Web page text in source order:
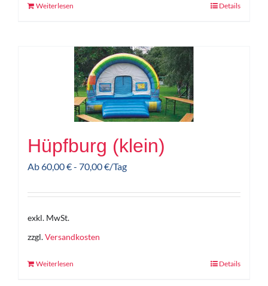
Weiterlesen Details
Hüpfburg (klein)
Ab60,00€- 70,00€/Tag
exkl. MwSt.
zzgl.Versandkosten
Weiterlesen Details